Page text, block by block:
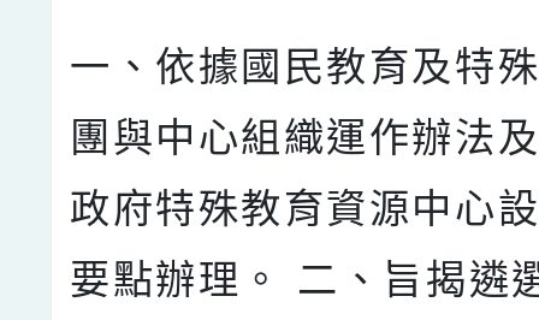
一、依據國民教育及特
團與中心組織運作辦法
政府特殊教育資源中心
要點辦理。 二、旨揭遴